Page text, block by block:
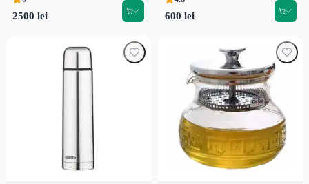
2500 lei 600 lei